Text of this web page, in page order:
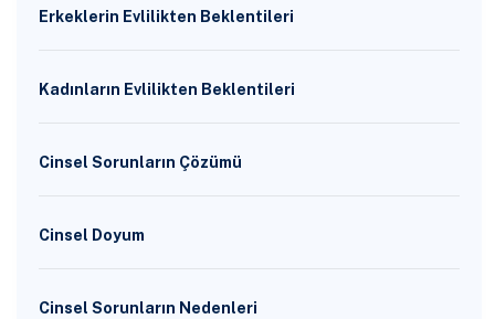
Erkeklerin Evlilikten Beklentileri
Kadınların Evlilikten Beklentileri
Cinsel Sorunların Çözümü
Cinsel Doyum
Cinsel Sorunların Nedenleri